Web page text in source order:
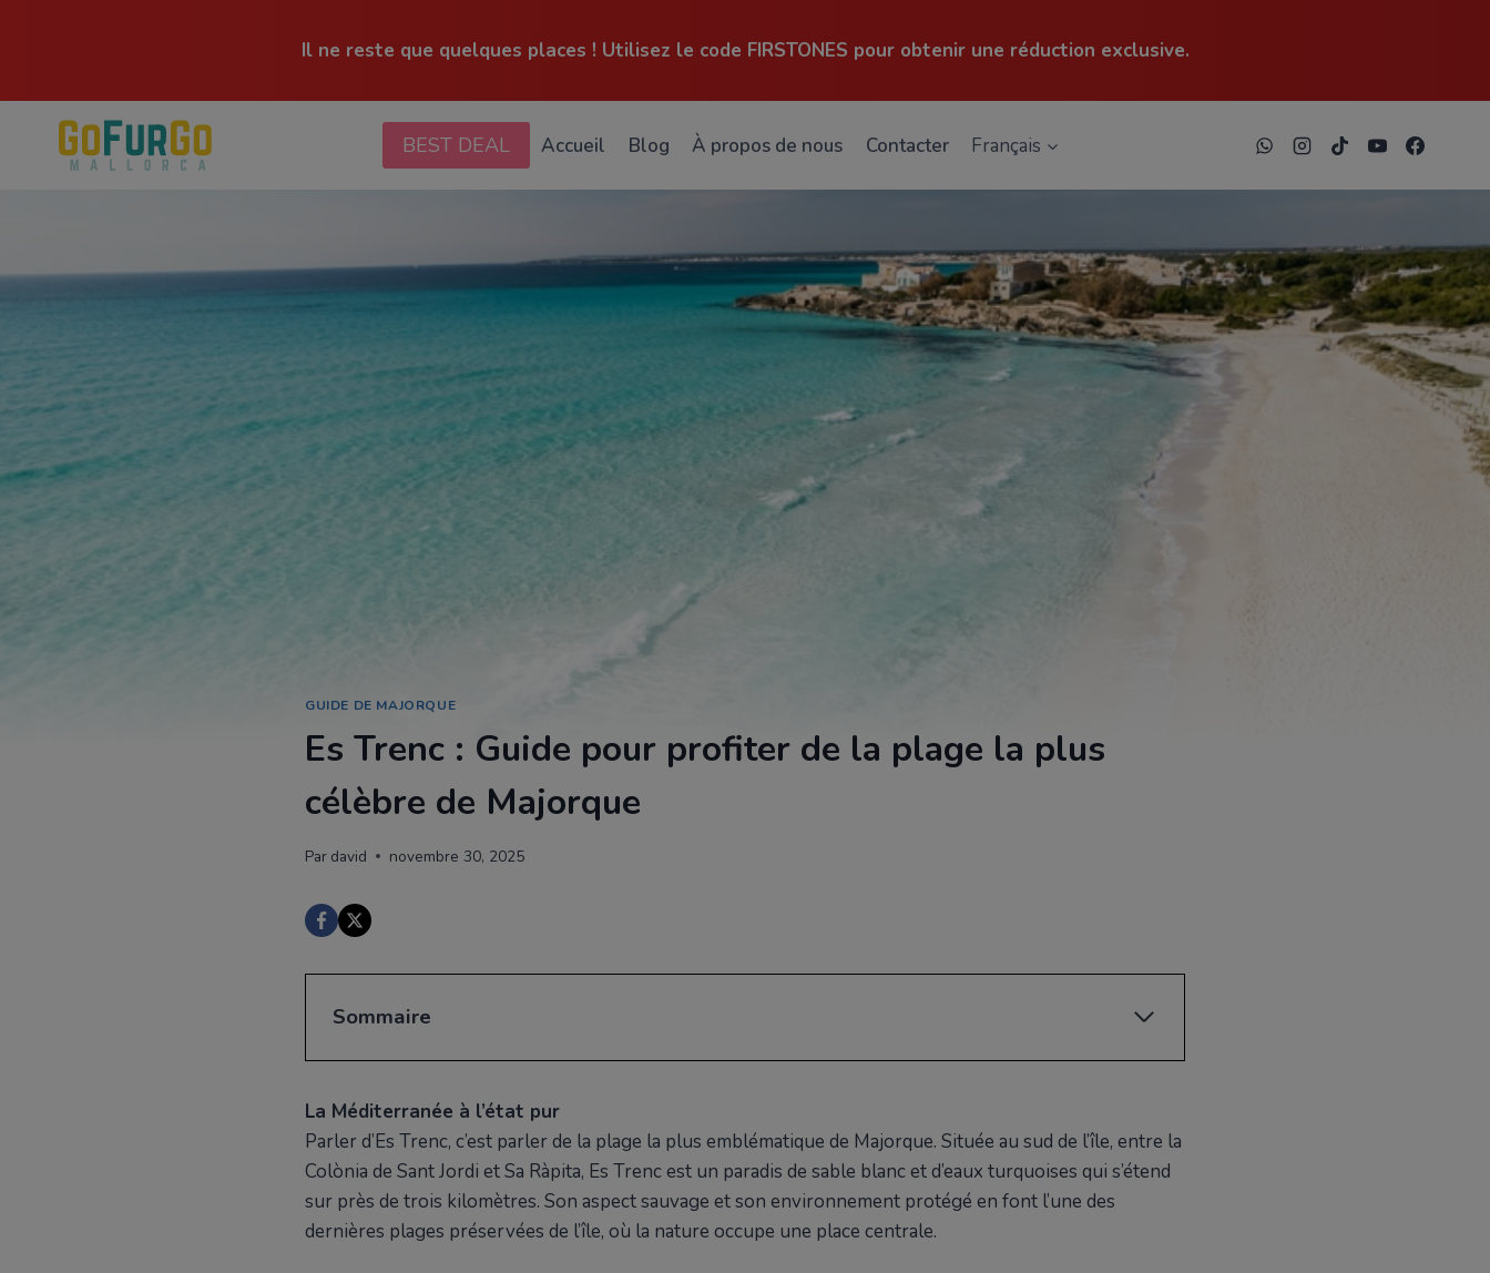
BEST DEAL Accueil Blog À propos de nous Contacter Français
GUIDE DE MAJORQUE
Es Trenc : Guide pour profiter de la plage la plus
célèbre de Majorque
Par david novembre 30, 2025
Sommaire
Choses à faire
À voir dans les environs
Salines d'Es Trenc
Parc national de Cabrera
Village de Campos
La Méditerranée à l’état pur
Parler d’Es Trenc, c’est parler de la plage la plus emblématique de Majorque. Située au sud de l’île, entre la
Colònia de Sant Jordi et Sa Ràpita, Es Trenc est un paradis de sable blanc et d’eaux turquoises qui s’étend
sur près de trois kilomètres. Son aspect sauvage et son environnement protégé en font l’une des
dernières plages préservées de l’île, où la nature occupe une place centrale.
Il ne reste que quelques places ! Utilisez le code FIRSTONES pour obtenir une réduction exclusive.